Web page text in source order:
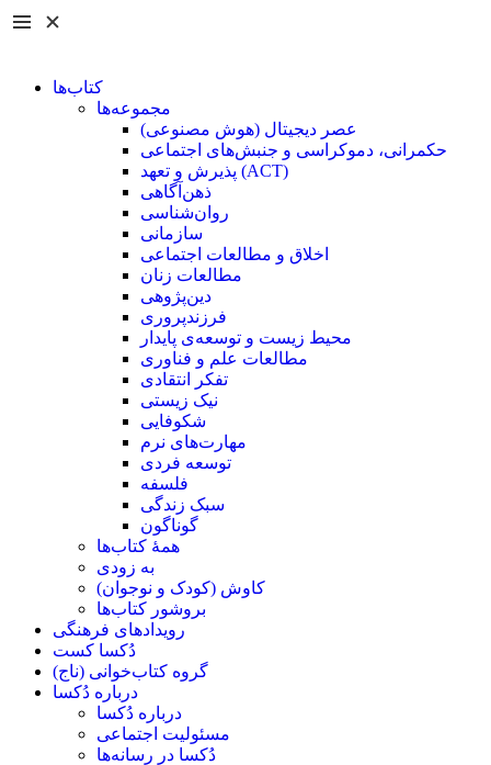
کتاب‌ها
مجموعه‌ها
عصر دیجیتال (هوش مصنوعی)
حکمرانی، دموکراسی و جنبش‌های اجتماعی
پذیرش و تعهد (ACT)
ذهن‌آگاهی
روان‌شناسی
سازمانی
اخلاق و مطالعات اجتماعی
مطالعات زنان
دین‌پژوهی
فرزند‌پروری
محیط زیست و توسعه‌ی پایدار
مطالعات علم و فناوری
تفکر انتقادی
نیک زیستی
شکوفایی
مهارت‌های نرم
توسعه فردی
فلسفه
سبک زندگی
گوناگون
همۀ کتاب‌ها
به زودی
کاوش (کودک و ‌نوجوان)
بروشور کتاب‌ها
رویدادهای فرهنگی
دُکسا کست
گروه کتاب‌خوانی (ناج)
درباره دُکسا
درباره دُکسا
مسئولیت اجتماعی
دُکسا در رسانه‌ها